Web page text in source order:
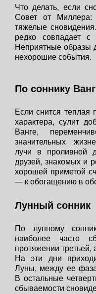
Что делать, если
Совет от
тяжелые
редко совпадает
Неприятные образы
нехорошие события.
По соннику
Если снится теплая
характера, сулит
Ванге,
значительных
лучи в проливной
друзей, знакомых и
хорошей приметой
— к обогащению в
Лунный сонник
По лунному
наиболее часто
протяжении третьей,
На эти дни
Луны, между ее
В остальные
сбываемости